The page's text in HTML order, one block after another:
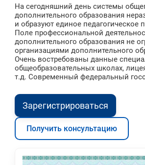
На сегодняшний день системы
дополнительного образования
и образуют единое педагогическое
Поле профессиональной
дополнительного образования не
организациями дополнительного
Очень востребованы данные
общеобразовательных школах,
т.д. Современный федеральный
Зарегистрироваться
Получить консультацию